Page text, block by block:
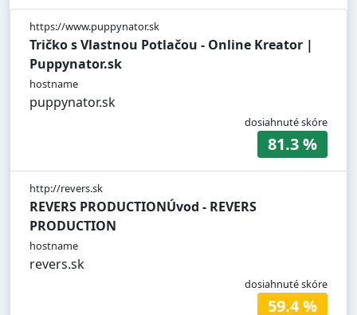
https://www.puppynator.sk
Tričko s Vlastnou Potlačou - Online Kreator |
Puppynator.sk
hostname
puppynator.sk
dosiahnuté skóre
81.3 %
http://revers.sk
REVERS PRODUCTIONÚvod - REVERS
PRODUCTION
hostname
revers.sk
dosiahnuté skóre
59.4 %